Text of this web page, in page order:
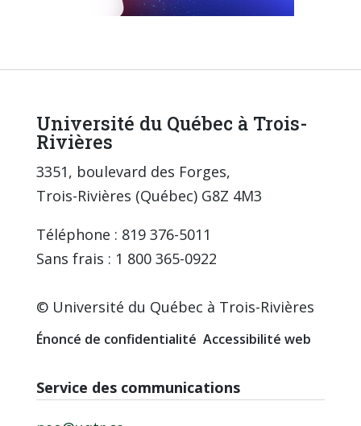
Université du Québec à Trois-
Rivières
3351, boulevard des Forges,
Trois-Rivières (Québec) G8Z 4M3
Téléphone : 819 376-5011
Sans frais : 1 800 365-0922
© Université du Québec à Trois-Rivières
Énoncé de confidentialité Accessibilité web
Service des communications